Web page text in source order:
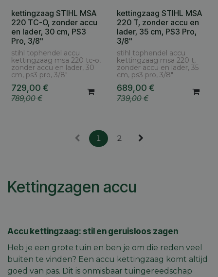
kettingzaag STIHL MSA
220 TC-O, zonder accu
en lader, 30 cm, PS3
Pro, 3/8"
stihl tophendel accu
kettingzaag msa 220 tc-o,
zonder accu en lader, 30
cm, ps3 pro, 3/8"
729,00 €
789,00€
kettingzaag STIHL MSA
220 T, zonder accu en
lader, 35 cm, PS3 Pro,
3/8"
stihl tophendel accu
kettingzaag msa 220 t,
zonder accu en lader, 35
cm, ps3 pro, 3/8"
689,00 €
739,00€
1 2
Kettingzagen accu
Accu kettingzaag: stil en geruisloos zagen
Heb je een grote tuin en ben je om die reden veel
buiten te vinden? Een accu kettingzaag komt altijd
goed van pas. Dit is onmisbaar tuingereedschap